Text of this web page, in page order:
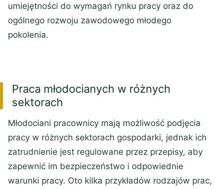
umiejętności do wymagań rynku pracy oraz do
ogólnego rozwoju zawodowego młodego
pokolenia.
Praca młodocianych w różnych
sektorach
Młodociani pracownicy mają możliwość podjęcia
pracy w różnych sektorach gospodarki, jednak ich
zatrudnienie jest regulowane przez przepisy, aby
zapewnić im bezpieczeństwo i odpowiednie
warunki pracy. Oto kilka przykładów rodzajów prac,